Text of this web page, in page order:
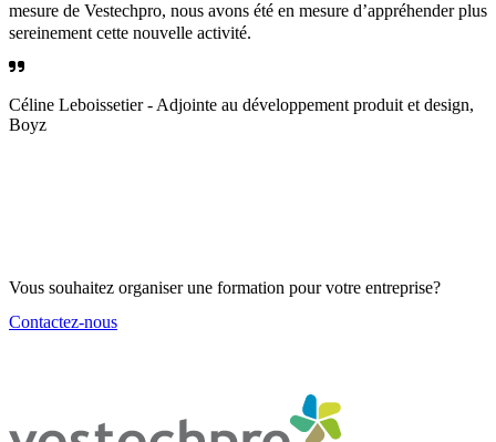
mesure de Vestechpro, nous avons été en mesure d’appréhender plus
sereinement cette nouvelle activité.
Céline Leboissetier- Adjointe au développement produit et design,
Boyz
Vous souhaitez organiser une formation pour votre entreprise?
Contactez-nous